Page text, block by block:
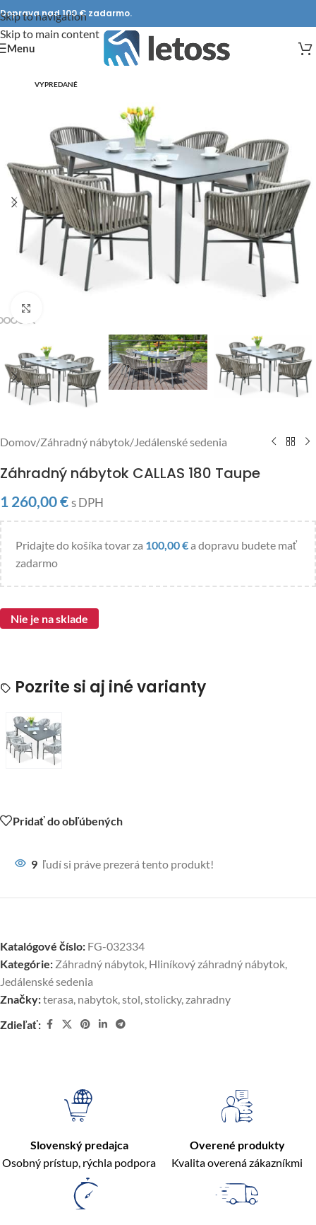
Skip to navigation
Skip to main content
Doprava nad 100 € zadarmo.
Menu
VYPREDANÉ
Domov/Záhradný nábytok/Jedálenské sedenia
Záhradný nábytok CALLAS 180 Taupe
1 260,00€ s DPH
Pridajte do košíka tovar za 100,00€a dopravu budete mať
zadarmo
Nie je na sklade
Pozrite si aj iné varianty
Pridať do obľúbených
9 ľudí si práve prezerá tento produkt!
Katalógové číslo: FG-032334
Kategórie: Záhradný nábytok, Hliníkový záhradný nábytok,
Jedálenské sedenia
Značky:terasa, nabytok,stol,stolicky,zahradny
Zdieľať:
Slovenský predajca
Osobný prístup, rýchla podpora
Overené produkty
Kvalita overená zákazníkmi